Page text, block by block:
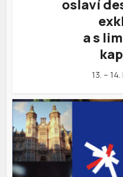
oslaví
a s
13. –